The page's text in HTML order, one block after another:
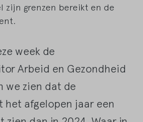
zijn grenzen bereikt en de
week de
Arbeid en Gezondheid
we zien dat de
het afgelopen jaar een